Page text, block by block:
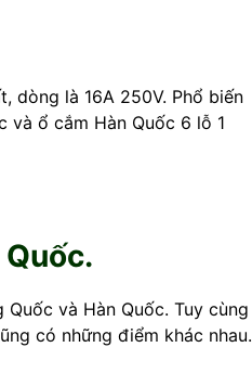
dòng là 16A 250V. Phổ biến
ổ cắm Hàn Quốc 6 lỗ 1
và Hàn Quốc. Tuy cùng
có những điểm khác nhau.